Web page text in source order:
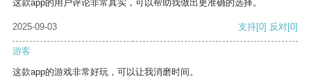
这款app的用户评论非常真实，可以帮助我做出更准确的选择。
2025-09-03 支持[0] 反对[0]
游客
这款app的游戏非常好玩，可以让我消磨时间。